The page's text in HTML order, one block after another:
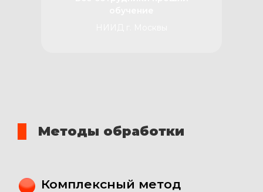
Методы обработки
Комплексный метод